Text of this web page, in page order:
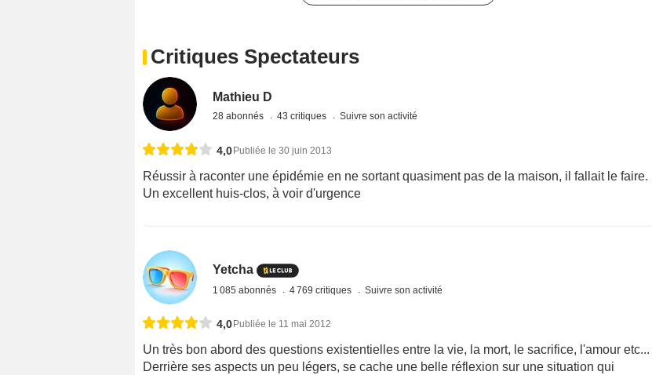
Critiques Spectateurs
Mathieu D
28 abonnés 43 critiques Suivre son activité
4,0 Publiée le 30 juin 2013
Réussir à raconter une épidémie en ne sortant quasiment pas de la maison, il fallait le faire.
Un excellent huis-clos, à voir d'urgence
Yetcha
1 085 abonnés 4 769 critiques Suivre son activité
4,0 Publiée le 11 mai 2012
Un très bon abord des questions existentielles entre la vie, la mort, le sacrifice, l'amour etc...
Derrière ses aspects un peu légers, se cache une belle réflexion sur une situation qui